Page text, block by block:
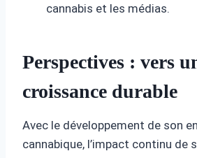
cannabis et les médias.
Perspectives : vers
croissance durable
Avec le développement de son
cannabique, l’impact continu de